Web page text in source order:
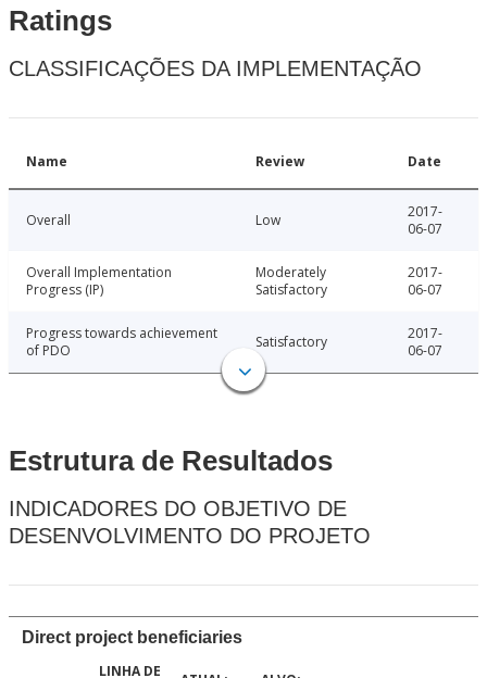
Ratings
CLASSIFICAÇÕES DA IMPLEMENTAÇÃO
Name Review Date
Overall Low
2017-
06-07
Overall Implementation
Progress (IP)
Moderately
Satisfactory
2017-
06-07
Progress towards achievement
of PDO
Satisfactory
2017-
06-07
Estrutura de Resultados
INDICADORES DO OBJETIVO DE
DESENVOLVIMENTO DO PROJETO
Direct project beneficiaries